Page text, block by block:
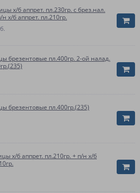
х/б аппрет. пл.230гр. с брез.нал.
н х/б аппрет. пл.210гр.
брезентовые пл.400гр. 2-ой налад.
брезентовые пл.400гр.(235)
х/б аппрет. пл.210гр. + п/н х/б